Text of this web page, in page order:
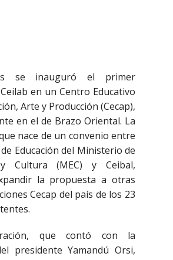
se inauguró el primer
en un Centro Educativo
Arte y Producción (Cecap),
en el de Brazo Oriental. La
nace de un convenio entre
Educación del Ministerio de
y Cultura (MEC) y Ceibal,
la propuesta a otras
Cecap del país de los 23
que contó con la
presidente Yamandú Orsi,